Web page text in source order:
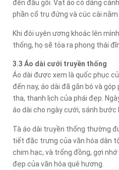
đến đầu gối. Vạt áo có dáng
phần cổ trụ đứng và cúc cài
Khi đôi uyên ương khoác lên
thống, họ sẽ tỏa ra phong thái
3.3 Áo dài cưới truyền thống
Áo dài được xem là quốc phục
đến nay, áo dài đã gắn bó và
tha, thanh lịch của phái đẹp.
áo dài cho ngày cưới, sánh bước
Tà áo dài truyền thống thường
tiết đặc trưng của văn hóa dân
chim hạc, và trống đồng, gợi
đẹp của văn hóa quê hương.